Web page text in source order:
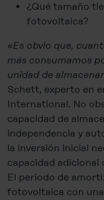
¿Qué tamaño
fotovoltaica?
«Es obvio que,
más consumamos
unidad de
Schett, experto en
International. No
capacidad de
independencia y
la inversión inicial
capacidad adicional
El periodo de
fotovoltaica con